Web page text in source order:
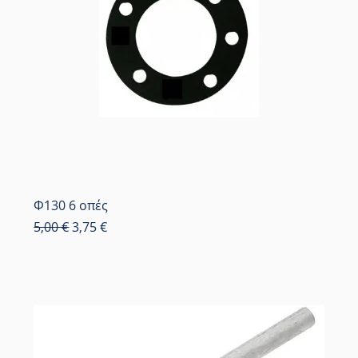
Φ130 6 οπές
Κανονική τιμή
5,00 €Τιμή Έκπτωσης
3,75 €